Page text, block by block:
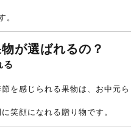
。
が選ばれるの？
る
を感じられる果物は、お中元ら
笑顔になれる贈り物です。